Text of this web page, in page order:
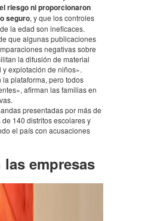
riesgo ni propor­cio­na­ron
seguro, y que los contro­les
la edad son inefi­ca­ces.
que algu­nas publi­ca­cio­nes
nega­ti­vas sobre
la difu­sión de mate­rial
explota­ción de niños».
plata­forma, pero todos
afir­man las fami­lias en
presen­ta­das por más de
140 distritos esco­la­res y
el país con acusacio­nes
empre­sas